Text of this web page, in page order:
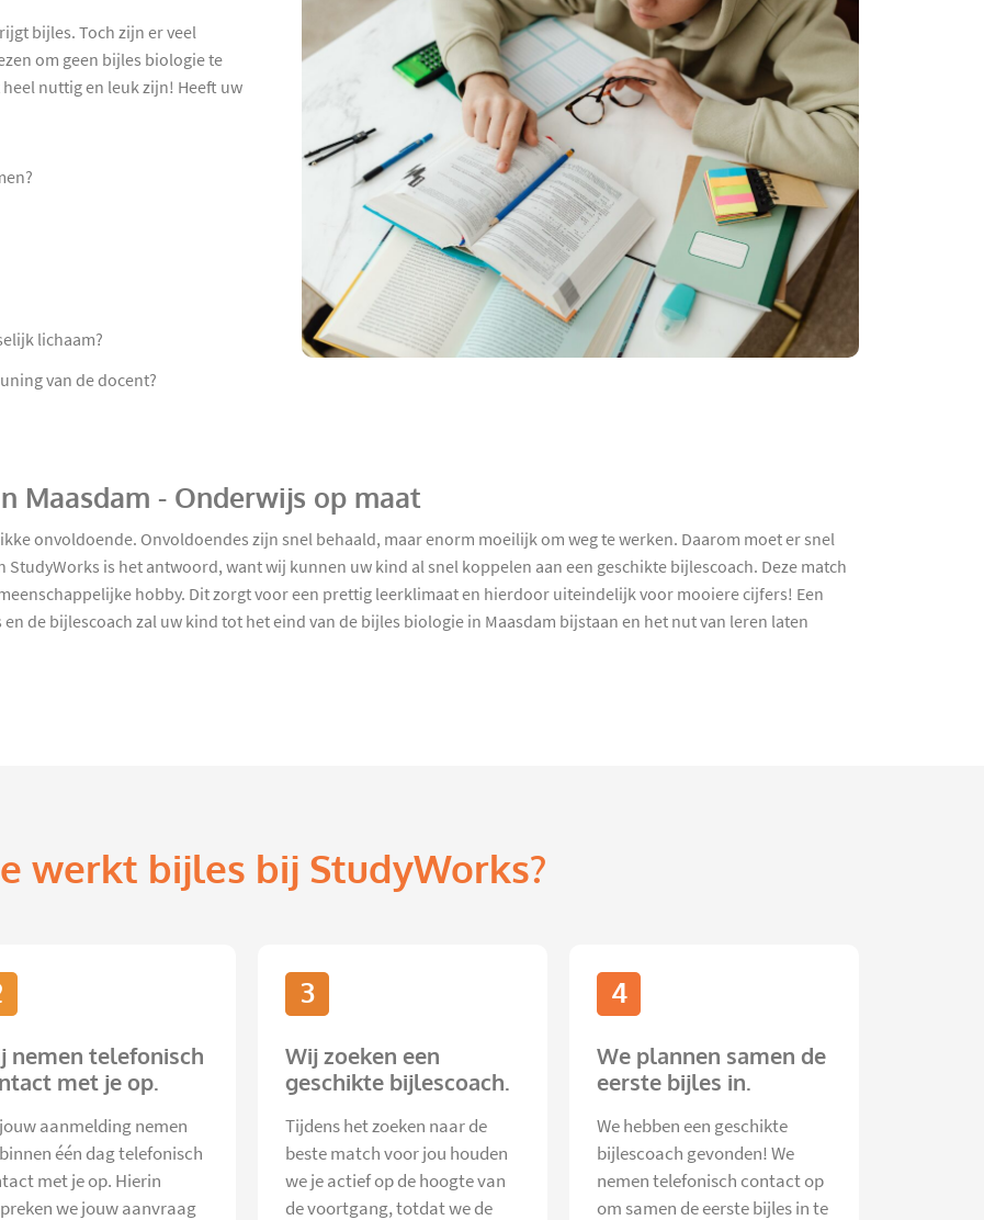
bijles. Toch zijn er veel
om geen bijles biologie te
nuttig en leuk zijn! Heeft uw
lichaam?
van de docent?
Maasdam - Onderwijs op maat
onvoldoende. Onvoldoendes zijn snel behaald, maar enorm moeilijk om weg te werken. Daarom moet er snel
is het antwoord, want wij kunnen uw kind al snel koppelen aan een geschikte bijlescoach. Deze match
hobby. Dit zorgt voor een prettig leerklimaat en hierdoor uiteindelijk voor mooiere cijfers! Een
de bijlescoach zal uw kind tot het eind van de bijles biologie in Maasdam bijstaan en het nut van leren laten
werkt bijles bij StudyWorks?
nemen telefonisch
met je op.
aanmelding nemen
één dag telefonisch
met je op. Hierin
we jouw aanvraag
3
Wij zoeken een
geschikte bijlescoach.
Tijdens het zoeken naar de
beste match voor jou houden
we je actief op de hoogte van
de voortgang, totdat we de
4
We plannen samen de
eerste bijles in.
We hebben een geschikte
bijlescoach gevonden! We
nemen telefonisch contact op
om samen de eerste bijles in te